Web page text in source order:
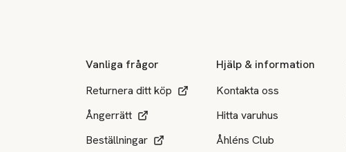
Vanliga frågor
Returnera ditt köp
Ångerrätt
Beställningar
Hjälp & information
Kontakta oss
Hitta varuhus
Åhléns Club